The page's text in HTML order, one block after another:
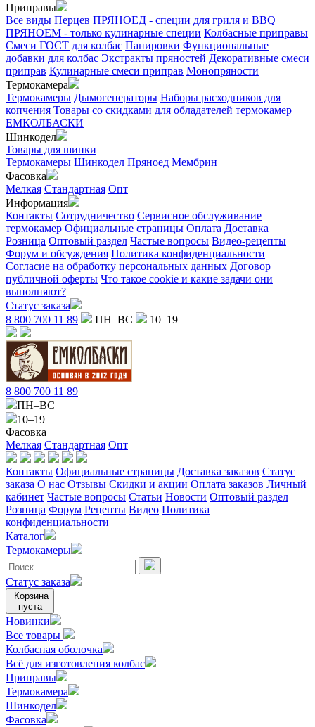
Приправы
Все виды Перцев ПРЯНОЕД - специи для гриля и BBQ
ПРЯНОЕМ - только кулинарные специи Колбасные приправы
Смеси ГОСТ для колбас Панировки Функциональные
добавки для колбас Экстракты пряностей Декоративные смеси
приправ Кулинарные смеси приправ Монопряности
Термокамера
Термокамеры Дымогенераторы Наборы расходников для
копчения Товары со скидками для обладателей термокамер
ЕМКОЛБАСКИ
Шинкодел
Товары для шинки
Термокамеры Шинкодел Пряноед Мембрин
Фасовка
Мелкая Стандартная Опт
Информация
Контакты Сотрудничество Сервисное обслуживание
термокамер Официальные страницы Оплата Доставка
Розница Оптовый раздел Частые вопросы Видео-рецепты
Форум и обсуждения Политика конфиденциальности
Согласие на обработку персональных данных Договор
публичной оферты Что такое cookie и какие задачи они
выполняют?
Статус заказа
8 800 700 11 89
ПН–ВС 10–19
8 800 700 11 89
ПН–ВС
10–19
Фасовка
Мелкая Стандартная Опт
Контакты Официальные страницы Доставка заказов Статус
заказа О нас Отзывы Скидки и акции Оплата заказов Личный
кабинет Частые вопросы Статьи Новости Оптовый раздел
Розница Форум Рецепты Видео Политика
конфиденциальности
Каталог
Термокамеры
Статус заказа
Корзина
пуста
Новинки
Все товары
Колбасная оболочка
Всё для изготовления колбас
Приправы
Термокамера
Шинкодел
Фасовка